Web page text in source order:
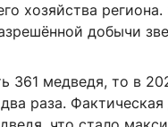
хозяйства региона.
добычи
361 медведя, то в
раза.